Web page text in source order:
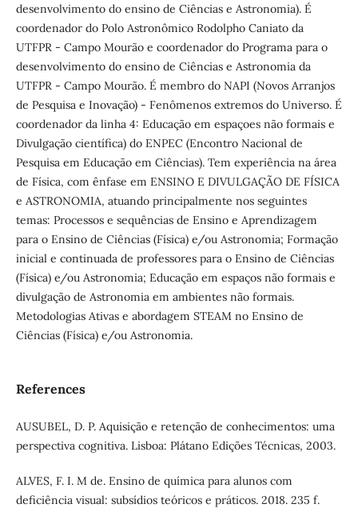
desenvolvimento do ensino de Ciências e Astronomia). É
coordenador do Polo Astronômico Rodolpho Caniato da
UTFPR - Campo Mourão e coordenador do Programa para o
desenvolvimento do ensino de Ciências e Astronomia da
UTFPR - Campo Mourão. É membro do NAPI (Novos Arranjos
de Pesquisa e Inovação) - Fenômenos extremos do Universo. É
coordenador da linha 4: Educação em espaçoes não formais e
Divulgação científica) do ENPEC (Encontro Nacional de
Pesquisa em Educação em Ciências). Tem experiência na área
de Física, com ênfase em ENSINO E DIVULGAÇÃO DE FÍSICA
e ASTRONOMIA, atuando principalmente nos seguintes
temas: Processos e sequências de Ensino e Aprendizagem
para o Ensino de Ciências (Física) e/ou Astronomia; Formação
inicial e continuada de professores para o Ensino de Ciências
(Física) e/ou Astronomia; Educação em espaços não formais e
divulgação de Astronomia em ambientes não formais.
Metodologias Ativas e abordagem STEAM no Ensino de
Ciências (Física) e/ou Astronomia.
References
AUSUBEL, D. P. Aquisição e retenção de conhecimentos: uma
perspectiva cognitiva. Lisboa: Plátano Edições Técnicas, 2003.
ALVES, F. I. M de. Ensino de química para alunos com
deficiência visual: subsídios teóricos e práticos. 2018. 235 f.